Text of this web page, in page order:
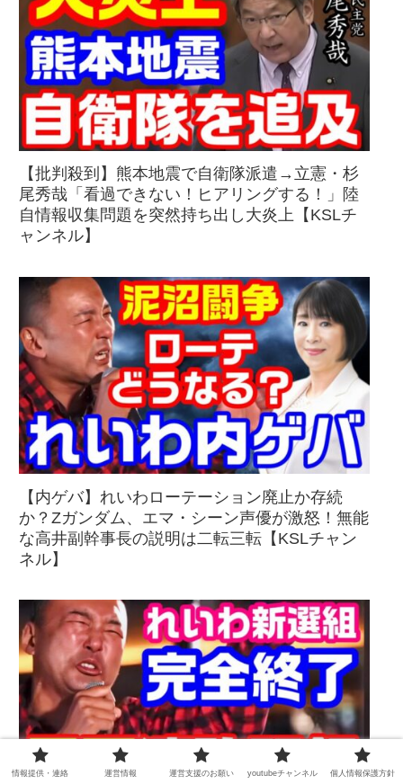
【批判殺到】熊本地震で自衛隊派遣→立憲・杉
尾秀哉「看過できない！ヒアリングする！」陸
自情報収集問題を突然持ち出し大炎上【KSLチ
ャンネル】
【内ゲバ】れいわローテーション廃止か存続
か？Zガンダム、エマ・シーン声優が激怒！無能
な高井副幹事長の説明は二転三転【KSLチャン
ネル】
情報提供・連絡 運営情報 運営支援のお願い youtubeチャンネル 個人情報保護方針